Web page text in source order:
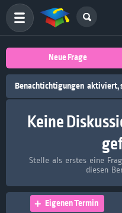
Neue Frage
Benachtichtigungen aktiviert,
Keine
Stelle als erstes eine
diesen
Eigenen Termin